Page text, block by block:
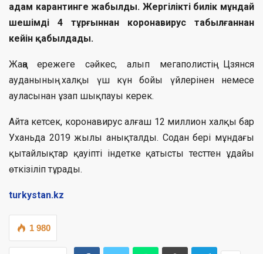
адам карантинге жабылды. Жергілікті билік мұндай
шешімді 4 тұрғыннан коронавирус табылғаннан
кейін қабылдады.
Жаңа ережеге сәйкес, алып мегаполистің Цзянся
ауданының халқы үш күн бойы үйлерінен немесе
ауласынан ұзап шықпауы керек.
Айта кетсек, коронавирус алғаш 12 миллион халқы бар
Уханьда 2019 жылы анықталды. Содан бері мұндағы
қытайлықтар қауіпті індетке қатысты тесттен ұдайы
өткізіліп тұрады.
turkystan.kz
1 980